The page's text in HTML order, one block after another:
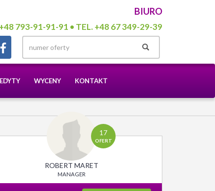
BIURO
793-91-91-91 • TEL. +48 67 349-29-39
WYCENY KONTAKT
17
OFERT
ROBERT MARET
MANAGER